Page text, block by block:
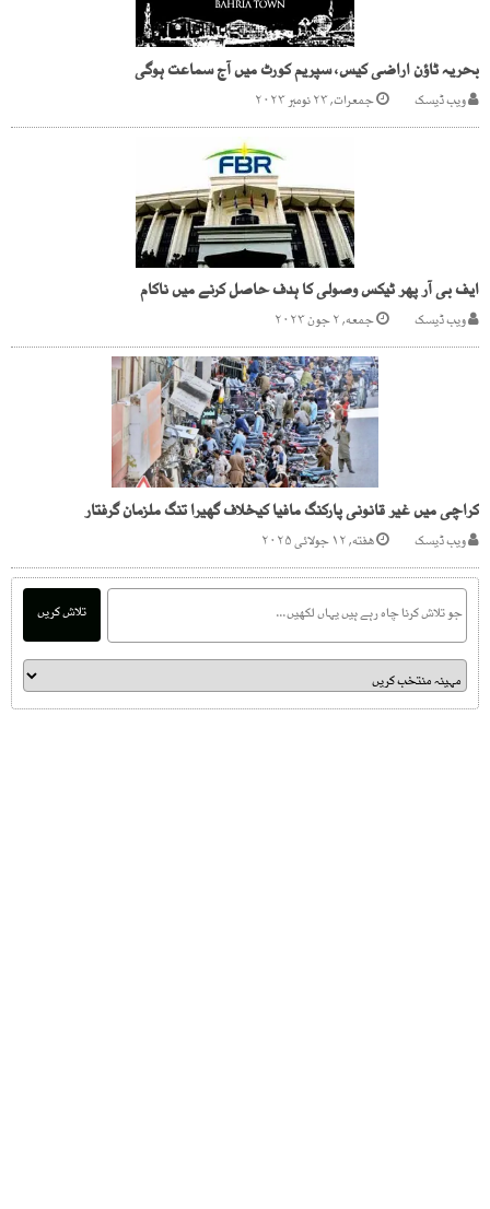
بحریہ ٹاؤن اراضی کیس، سپریم کورٹ میں آج سماعت ہوگی
ویب ڈیسک جمعرات, ۲۳ نومبر ۲۰۲۳
ایف بی آر پھر ٹیکس وصولی کا ہدف حاصل کرنے میں ناکام
ویب ڈیسک جمعه, ۲ جون ۲۰۲۳
کراچی میں غیر قانونی پارکنگ مافیا کیخلاف گھیرا تنگ ملزمان گرفتار
ویب ڈیسک هفته, ۱۲ جولائی ۲۰۲۵
تلاش کریں